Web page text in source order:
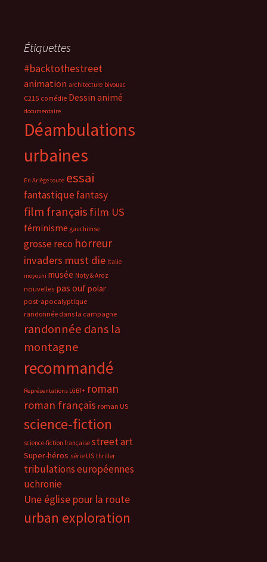
Étiquettes
#backtothestreet
animation architecture bivouac
C215 comédie Dessin animé
documentaire
Déambulations
urbaines
En Ariège toute essai
fantastiquefantasy
film français film US
féminisme gauchimse
grosse reco horreur
invaders must die Italie
moyoshi musée Noty & Aroz
nouvelles pas oufpolar
post-apocalyptique
randonnée dans la campagne
randonnée dans la
montagne
recommandé
Représentations LGBT+ roman
roman français roman US
science-fiction
science-fiction française street art
Super-héros série US thriller
tribulations européennes
uchronie
Une église pour la route
urban exploration